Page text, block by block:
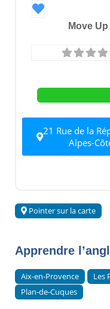
Favori
Move
21 Rue de la
Alpes-
Pointer sur la carte
Apprendre
Aix-en-Provence Les
Plan-de-Cuques